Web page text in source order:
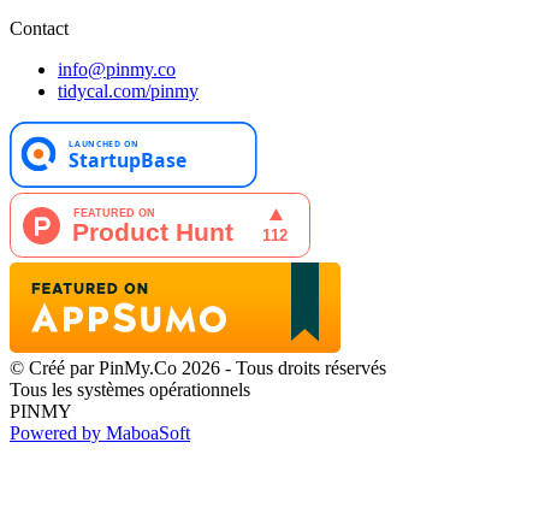
Contact
info@pinmy.co
tidycal.com/pinmy
© Créé par PinMy.Co 2026 - Tous droits réservés
Tous les systèmes opérationnels
PINMY
Powered by MaboaSoft